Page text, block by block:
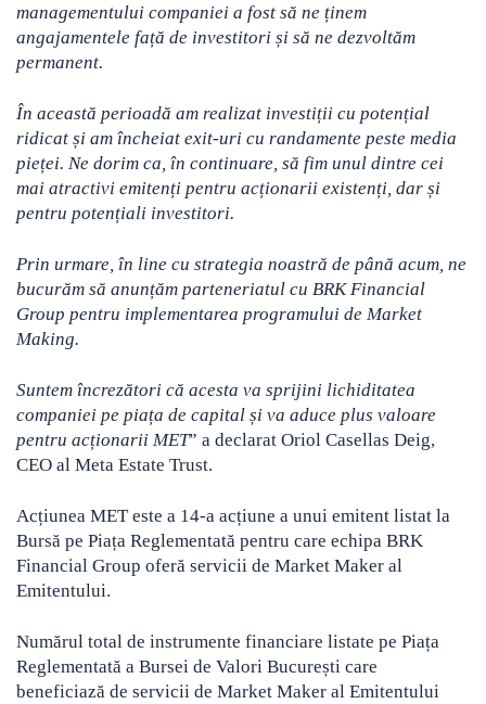
managementului companiei a fost să ne ținem
angajamentele față de investitori și să ne dezvoltăm
permanent.
În această perioadă am realizat investiții cu potențial
ridicat și am încheiat exit-uri cu randamente peste media
pieței. Ne dorim ca, în continuare, să fim unul dintre cei
mai atractivi emitenți pentru acționarii existenți, dar și
pentru potențiali investitori.
Prin urmare, în line cu strategia noastră de până acum, ne
bucurăm să anunțăm parteneriatul cu BRK Financial
Group pentru implementarea programului de Market
Making.
Suntem încrezători că acesta va sprijini lichiditatea
companiei pe piața de capital și va aduce plus valoare
pentru acționarii MET” a declarat Oriol Casellas Deig,
CEO al Meta Estate Trust.
Acțiunea MET este a 14-a acțiune a unui emitent listat la
Bursă pe Piața Reglementată pentru care echipa BRK
Financial Group oferă servicii de Market Maker al
Emitentului.
Numărul total de instrumente financiare listate pe Piața
Reglementată a Bursei de Valori București care
beneficiază de servicii de Market Maker al Emitentului